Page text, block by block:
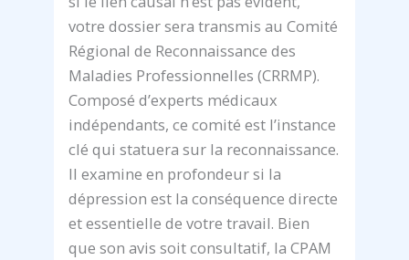
votre dossier sera transmis au Comité
Régional de Reconnaissance des
Maladies Professionnelles (CRRMP).
Composé d’experts médicaux
indépendants, ce comité est l’instance
clé qui statuera sur la reconnaissance.
Il examine en profondeur si la
dépression est la conséquence directe
et essentielle de votre travail. Bien
que son avis soit consultatif, la CPAM